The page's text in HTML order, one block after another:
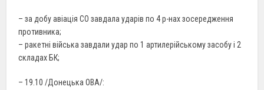
– за добу авіація СО завдала ударів по 4 р-нах зосередження
противника;
– ракетні війська завдали удар по 1 артилерійському засобу і 2
складах БК;
– 19.10 /Донецька ОВА/: